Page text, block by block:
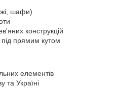
шафи)
конструкцій
прямим кутом
елементів
та Україні